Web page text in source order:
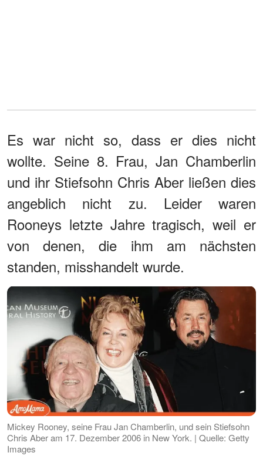
Es war nicht so, dass er dies nicht
wollte. Seine 8. Frau, Jan Chamberlin
und ihr Stiefsohn Chris Aber ließen dies
angeblich nicht zu. Leider waren
Rooneys letzte Jahre tragisch, weil er
von denen, die ihm am nächsten
standen, misshandelt wurde.
Mickey Rooney, seine Frau Jan Chamberlin, und sein Stiefsohn
Chris Aber am 17. Dezember 2006 in New York. | Quelle: Getty
Images